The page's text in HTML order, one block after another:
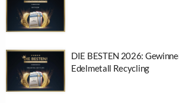
DIE BESTEN 2026:
Edelmetall Recycling